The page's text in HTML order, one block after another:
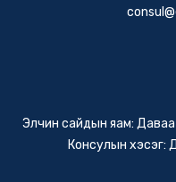
Элчин сайдын яам:
Консулын хэсэг: